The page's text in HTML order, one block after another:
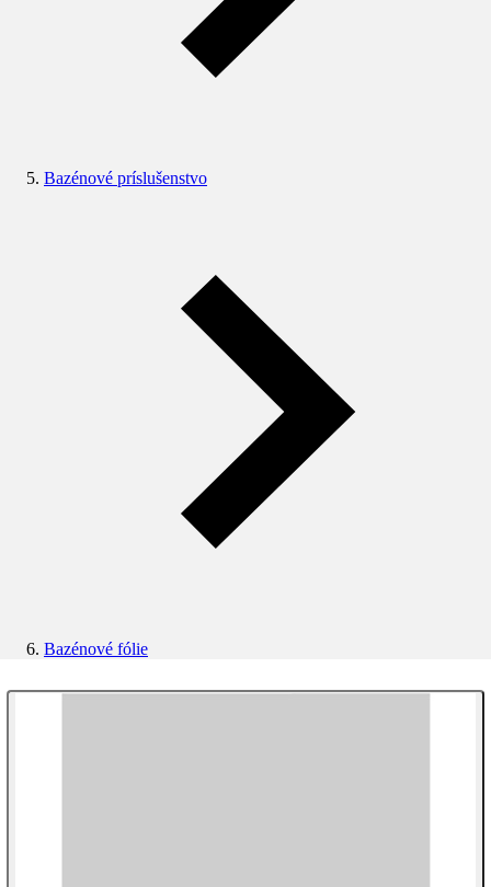
Bazénové príslušenstvo
Bazénové fólie